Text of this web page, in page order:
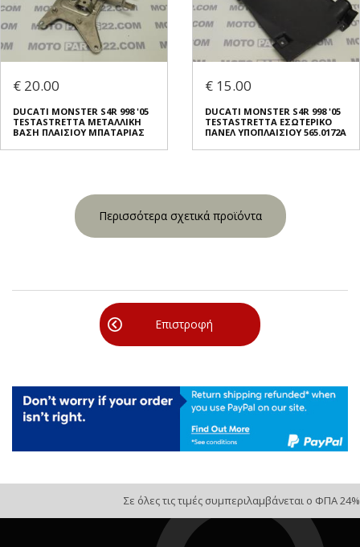
€ 20.00
DUCATI MONSTER S4R 998 '05
TESTASTRETTA ΜΕΤΑΛΛΙΚΗ
ΒΑΣΗ ΠΛΑΙΣΙΟΥ ΜΠΑΤΑΡΙΑΣ
€ 15.00
DUCATI MONSTER S4R 998 '05
TESTASTRETTA ΕΣΩΤΕΡΙΚΟ
ΠΑΝΕΛ ΥΠΟΠΛΑΙΣΙΟΥ 565.0172A
Περισσότερα σχετικά προϊόντα
Επιστροφή
Σε όλες τις τιμές συμπεριλαμβάνεται ο ΦΠΑ 24%